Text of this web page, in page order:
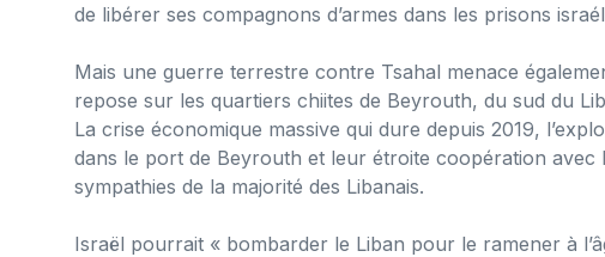
de libérer ses compagnons d’armes dans les prisons
Mais une guerre terrestre contre Tsahal menace
repose sur les quartiers chiites de Beyrouth, du sud du
La crise économique massive qui dure depuis 2019,
dans le port de Beyrouth et leur étroite coopération avec
sympathies de la majorité des Libanais.
Israël pourrait « bombarder le Liban pour le ramener à